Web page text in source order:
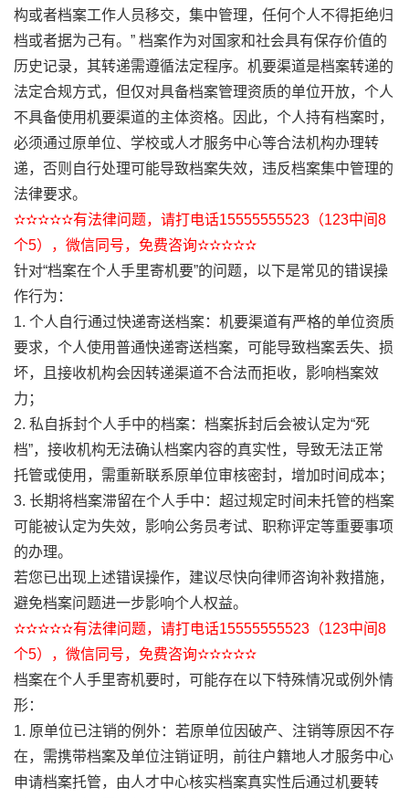
构或者档案工作人员移交，集中管理，任何个人不得拒绝归
档或者据为己有。” 档案作为对国家和社会具有保存价值的
历史记录，其转递需遵循法定程序。机要渠道是档案转递的
法定合规方式，但仅对具备档案管理资质的单位开放，个人
不具备使用机要渠道的主体资格。因此，个人持有档案时，
必须通过原单位、学校或人才服务中心等合法机构办理转
递，否则自行处理可能导致档案失效，违反档案集中管理的
法律要求。
✫✫✫✫✫有法律问题，请打电话15555555523（123中间8
个5），微信同号，免费咨询✫✫✫✫✫
针对“档案在个人手里寄机要”的问题，以下是常见的错误操
作行为：
1. 个人自行通过快递寄送档案：机要渠道有严格的单位资质
要求，个人使用普通快递寄送档案，可能导致档案丢失、损
坏，且接收机构会因转递渠道不合法而拒收，影响档案效
力；
2. 私自拆封个人手中的档案：档案拆封后会被认定为“死
档”，接收机构无法确认档案内容的真实性，导致无法正常
托管或使用，需重新联系原单位审核密封，增加时间成本；
3. 长期将档案滞留在个人手中：超过规定时间未托管的档案
可能被认定为失效，影响公务员考试、职称评定等重要事项
的办理。
若您已出现上述错误操作，建议尽快向律师咨询补救措施，
避免档案问题进一步影响个人权益。
✫✫✫✫✫有法律问题，请打电话15555555523（123中间8
个5），微信同号，免费咨询✫✫✫✫✫
档案在个人手里寄机要时，可能存在以下特殊情况或例外情
形：
1. 原单位已注销的例外：若原单位因破产、注销等原因不存
在，需携带档案及单位注销证明，前往户籍地人才服务中心
申请档案托管，由人才中心核实档案真实性后通过机要转